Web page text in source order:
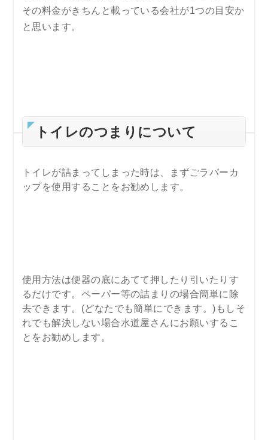
その料金がきちんと載っている会社が1つの目安か
と思います。
トイレのつまりについて
トイレが詰まってしまった時は、まずごラバーカ
ップを使用することをお勧めします。
使用方法は便器の底にあてて押したり引いたりす
るだけです。ペーパー等の詰まりの場合簡単に除
去できます。(どなたでも簡単にできます。)もしそ
れでも解決しない場合水道屋さんにお願いするこ
とをお勧めします。